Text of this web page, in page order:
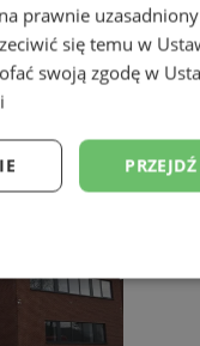
prawnie
się temu w
swoją zgodę w
Targetowanie